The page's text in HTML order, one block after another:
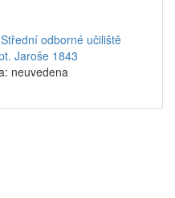
odborné učiliště
Jaroše 1843
neuvedena